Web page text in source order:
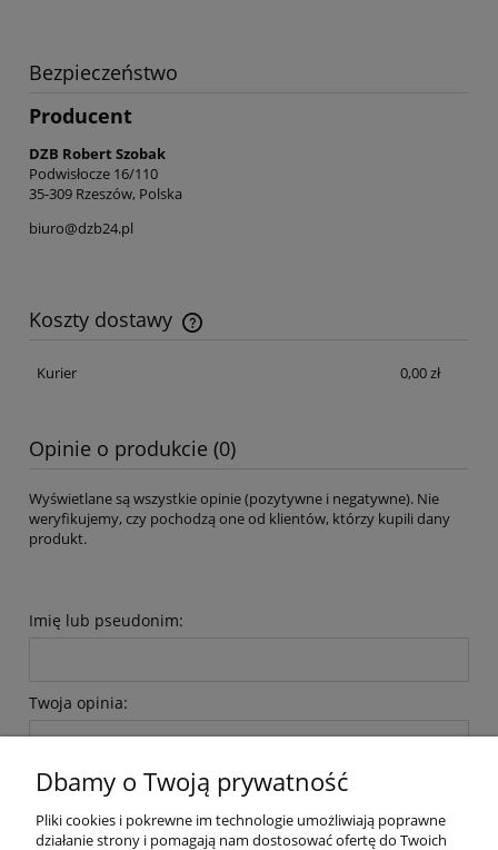
Bezpieczeństwo
Producent
DZB Robert Szobak
Podwisłocze 16/110
35-309 Rzeszów, Polska
biuro@dzb24.pl
Koszty dostawy
Cena nie zawiera ewentualnych kosztów płatności
Kurier
0,00 zł
Opinie o produkcie (0)
Wyświetlane są wszystkie opinie (pozytywne i negatywne). Nie
weryfikujemy, czy pochodzą one od klientów, którzy kupili dany
produkt.
Imię lub pseudonim:
Twoja opinia:
Dbamy o Twoją prywatność
Pliki cookies i pokrewne im technologie umożliwiają poprawne
działanie strony i pomagają nam dostosować ofertę do Twoich